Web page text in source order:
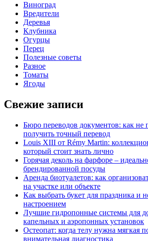
Виноград
Вредители
Деревья
Клубника
Огурцы
Перец
Полезные советы
Разное
Томаты
Ягоды
Свежие записи
Бюро переводов документов: как не
получить точный перевод
Louis XIII от Rémy Martin:
который стоит знать лично
Горячая деколь на фарфоре –
брендированной посуды
Аренда биотуалетов: как
на участке или объекте
Как выбрать букет для праздника и
настроением
Лучшие гидропонные системы для
капельных и аэропонных установок
Остеопат: когда телу нужна мягкая
внимательная диагностика